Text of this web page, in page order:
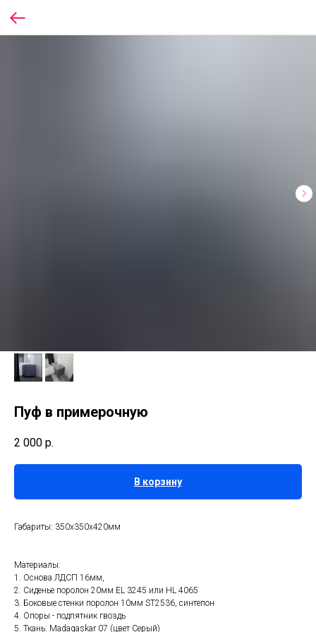
Пуф в примерочную
2 000 р.
В корзину
Габариты: 350х350х420мм
Материалы:
1. Основа ЛДСП 16мм,
2. Сиденье поролон 20мм EL 3245 или HL 4065
3. Боковые стенки поролон 10мм ST2536, синтепон
4. Опоры - подпятник гвоздь
5. Ткань: Madagaskar 07 (цвет Серый)